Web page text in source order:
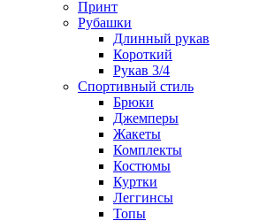
Принт
Рубашки
Длинный рукав
Короткий
Рукав 3/4
Спортивный стиль
Брюки
Джемперы
Жакеты
Комплекты
Костюмы
Куртки
Леггинсы
Топы